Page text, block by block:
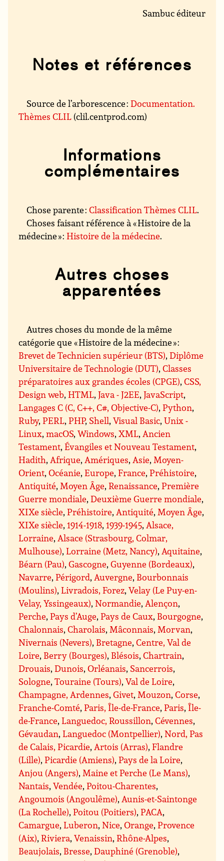
Sambuc éditeur
Notes et références
Source de l’arborescence :Documentation.
Thèmes CLIL (clil.centprod.com)
Informations
complémentaires
Chose parente :Classification Thèmes CLIL.
Choses faisant référence à « Histoire de la
médecine » :Histoire de la médecine.
Autres choses
apparentées
Autres choses du monde de la même
catégorie que « Histoire de la médecine » :
Brevet de Technicien supérieur (BTS),Diplôme
Universitaire de Technologie (DUT),Classes
préparatoires aux grandes écoles (CPGE),CSS,
Design web,HTML,Java - J2EE,JavaScript,
Langages C (C, C++, C#, Objective-C),Python,
Ruby,PERL,PHP, Shell,Visual Basic,Unix -
Linux,macOS,Windows,XML, Ancien
Testament,Évangiles et Nouveau Testament,
Hadith, Afrique, Amériques, Asie, Moyen-
Orient,Océanie,Europe,France,Préhistoire,
Antiquité, Moyen Âge,Renaissance,Première
Guerre mondiale,Deuxième Guerre mondiale,
XIXe siècle,Préhistoire, Antiquité, Moyen Âge,
XIXe siècle,1914-1918,1939-1945, Alsace,
Lorraine, Alsace (Strasbourg, Colmar,
Mulhouse),Lorraine (Metz, Nancy), Aquitaine,
Béarn (Pau),Gascogne,Guyenne (Bordeaux),
Navarre,Périgord, Auvergne, Bourbonnais
(Moulins),Livradois, Forez,Velay (Le Puy-en-
Velay, Yssingeaux),Normandie, Alençon,
Perche,Pays d’Auge,Pays de Caux, Bourgogne,
Chalonnais,Charolais, Mâconnais, Morvan,
Nivernais (Nevers), Bretagne,Centre, Val de
Loire, Berry (Bourges), Blésois,Chartrain,
Drouais,Dunois,Orléanais, Sancerrois,
Sologne,Touraine (Tours),Val de Loire,
Champagne, Ardennes,Givet, Mouzon,Corse,
Franche-Comté,Paris, Île-de-France,Paris,Île-
de-France,Languedoc, Roussillon,Cévennes,
Gévaudan,Languedoc (Montpellier),Nord, Pas
de Calais, Picardie, Artois (Arras),Flandre
(Lille),Picardie (Amiens),Pays de la Loire,
Anjou (Angers), Maine et Perche (Le Mans),
Nantais,Vendée,Poitou-Charentes,
Angoumois (Angoulême), Aunis-et-Saintonge
(La Rochelle),Poitou (Poitiers),PACA,
Camargue,Luberon,Nice,Orange,Provence
(Aix),Riviera,Venaissin,Rhône-Alpes,
Beaujolais, Bresse,Dauphiné (Grenoble),